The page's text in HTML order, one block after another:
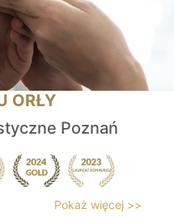
ORŁY
Poznań
Pokaż więcej >>